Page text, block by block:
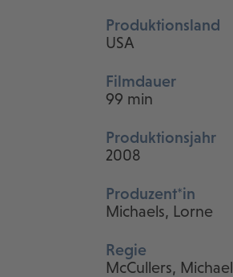
Produktionsland
USA
Filmdauer
99 min
Produktionsjahr
2008
Produzent*in
Michaels, Lorne
Regie
McCullers, Michael